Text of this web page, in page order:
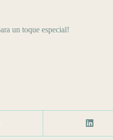
un toque especial!